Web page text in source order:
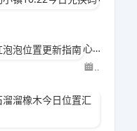
心动小镇粉红泡泡位置更新指南
06-02